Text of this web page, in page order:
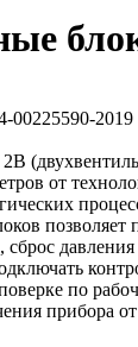
00225590-2019
от
позволяет
по
прибора